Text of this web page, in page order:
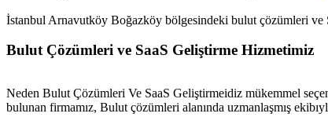
İstanbul Arnavutköy Boğazköy bölgesindeki bulut çözümleri ve
Bulut Çözümleri ve SaaS Geliştirme Hizmetimiz
Neden Bulut Çözümleri Ve SaaS Geliştirmeidiz mükemmel
bulunan firmamız, Bulut çözümleri alanında uzmanlaşmış